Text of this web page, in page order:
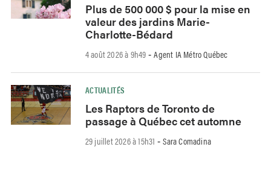
Plus de 500 000 $ pour la mise en
valeur des jardins Marie-
Charlotte-Bédard
4 août 2026 à 9h49 -Agent IA Métro Québec
ACTUALITÉS
Les Raptors de Toronto de
passage à Québec cet automne
29 juillet 2026 à 15h31 -Sara Comadina